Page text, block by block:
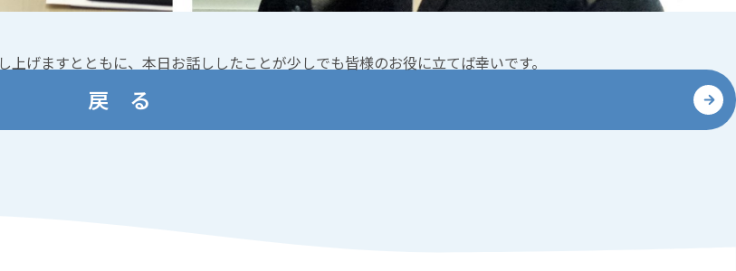
げますとともに、本日お話ししたことが少しでも皆様のお役に立てば幸いです。
戻 る